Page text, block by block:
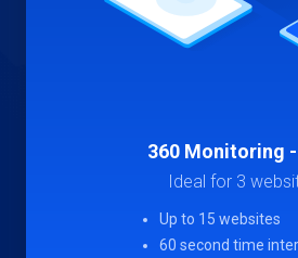
360 Monitoring
Ideal for 3
Up to 15 websites
60 second time